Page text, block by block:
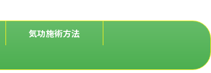
気功施術方法